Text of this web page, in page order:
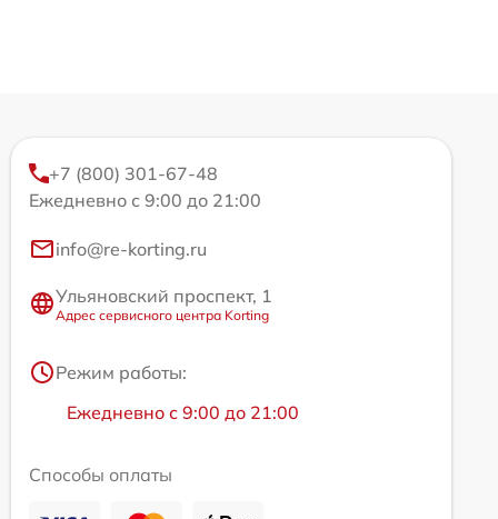
+7 (800) 301-67-48
Ежедневно с 9:00 до 21:00
info@re-korting.ru
Ульяновский проспект, 1
Адрес сервисного центра Korting
Режим работы:
Ежедневно с 9:00 до 21:00
Способы оплаты